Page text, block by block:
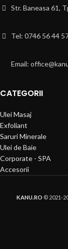
Str. Baneasa 61,
Tel: 0746 56 44
Email:
CATEGORII
Ulei Masaj
Exfoliant
Saruri Minerale
Ulei de Baie
Corporate - SPA
Accesorii
KANU.RO © 2021-